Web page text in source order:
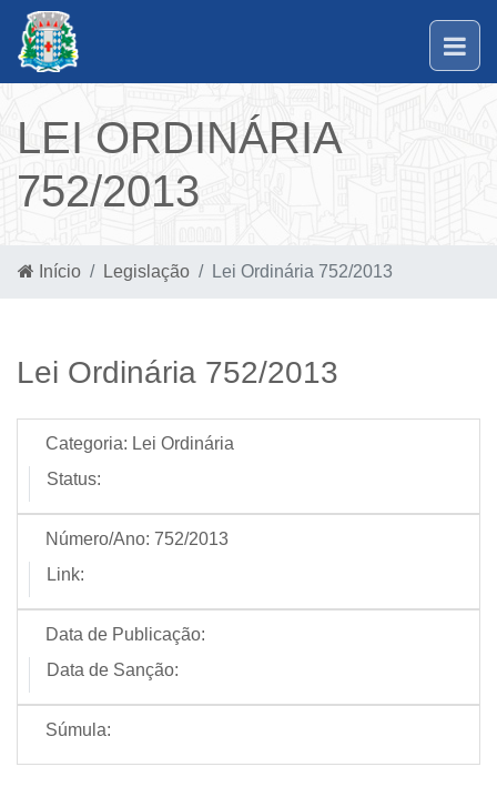
LEI ORDINÁRIA
752/2013
Início Legislação Lei Ordinária 752/2013
Lei Ordinária 752/2013
Categoria: Lei Ordinária
Status:
Número/Ano: 752/2013
Link:
Data de Publicação:
Data de Sanção:
Súmula: